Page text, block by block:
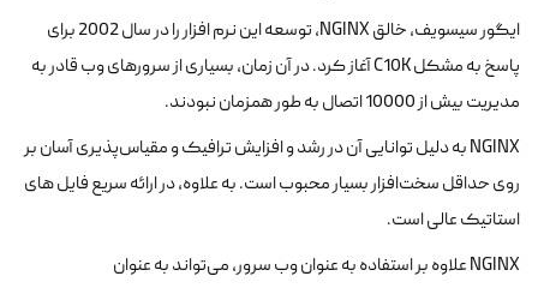
ایگور سیسویف، خالق NGINX، توسعه این نرم افزار را در سال 2002 برای
پاسخ به مشکل C10K آغاز کرد. در آن زمان، بسیاری از سرورهای وب قادر به
مدیریت بیش از 10000 اتصال به طور همزمان نبودند.
NGINX به دلیل توانایی آن در رشد و افزایش ترافیک و مقیاس‌پذیری آسان بر
روی حداقل سخت‌افزار بسیار محبوب است. به علاوه، در ارائه سریع فایل های
استاتیک عالی است.
NGINX علاوه بر استفاده به عنوان وب سرور، می‌تواند به عنوان